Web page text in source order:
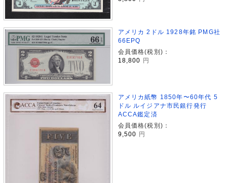
アメリカ 2ドル 1928年銘 PMG社
66EPQ
会員価格(税別)：
18,800
円
アメリカ紙幣 1850年〜60年代 5
ドル ルイジアナ市民銀行発行
ACCA鑑定済
会員価格(税別)：
9,500
円